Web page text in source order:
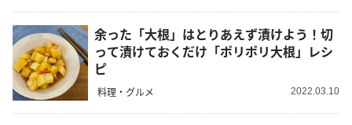
余った「大根」はとりあえず漬けよう！切
って漬けておくだけ「ポリポリ大根」レシ
ピ
料理・グルメ 2022.03.10